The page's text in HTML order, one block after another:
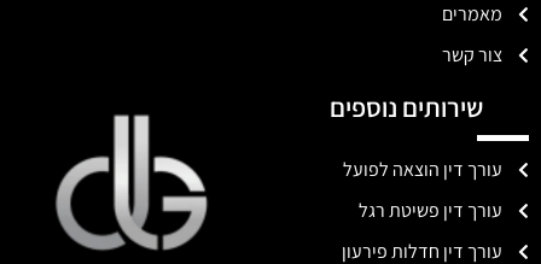
מאמרים
צור קשר
שירותים נוספים
עורך דין הוצאה לפועל
עורך דין פשיטת רגל
עורך דין חדלות פירעון